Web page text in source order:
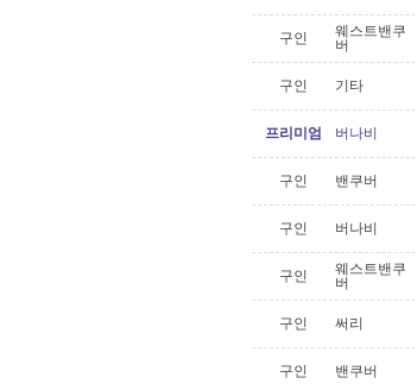
구인
웨스트밴쿠
버
구인 기타
프리미엄 버나비
구인 밴쿠버
구인 버나비
구인
웨스트밴쿠
버
구인 써리
구인 밴쿠버